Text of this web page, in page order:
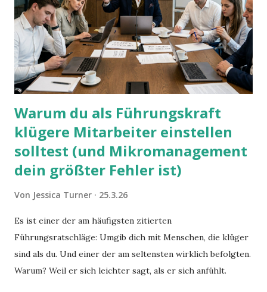
Warum du als Führungskraft
klügere Mitarbeiter einstellen
solltest (und Mikromanagement
dein größter Fehler ist)
Von Jessica Turner 25.3.26
Es ist einer der am häufigsten zitierten
Führungsratschläge: Umgib dich mit Menschen, die klüger
sind als du. Und einer der am seltensten wirklich befolgten.
Warum? Weil er sich leichter sagt, als er sich anfühlt.